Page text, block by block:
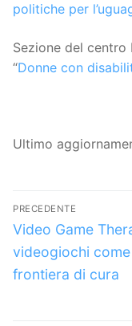
politiche per
Sezione del centro
“Donne con
Ultimo
Navigazione
articoli
PRECEDENTE
Articolo
precedente:
Video Game
videogiochi
frontiera di cura